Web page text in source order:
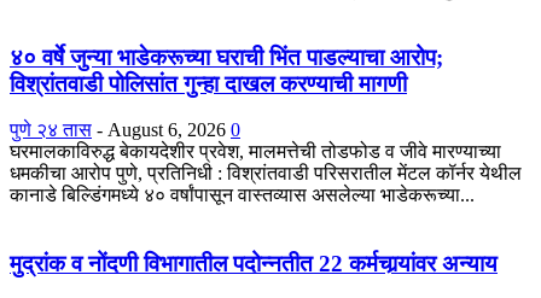
४० वर्षे जुन्या भाडेकरूच्या घराची भिंत पाडल्याचा आरोप;
विश्रांतवाडी पोलिसांत गुन्हा दाखल करण्याची मागणी
पुणे २४ तास - August 6, 2026 0
घरमालकाविरुद्ध बेकायदेशीर प्रवेश, मालमत्तेची तोडफोड व जीवे मारण्याच्या
धमकीचा आरोप पुणे, प्रतिनिधी : विश्रांतवाडी परिसरातील मेंटल कॉर्नर येथील
कानाडे बिल्डिंगमध्ये ४० वर्षांपासून वास्तव्यास असलेल्या भाडेकरूच्या...
मुद्रांक व नोंदणी विभागातील पदोन्नतीत 22 कर्मचार्‍यांवर अन्याय